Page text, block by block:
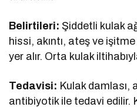
Belirtileri: Şiddetli kulak
hissi, akıntı, ateş ve
yer alır. Orta kulak
Tedavisi: Kulak damlası,
antibiyotik ile tedavi edilir.